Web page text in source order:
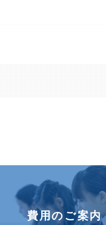
費用のご案内